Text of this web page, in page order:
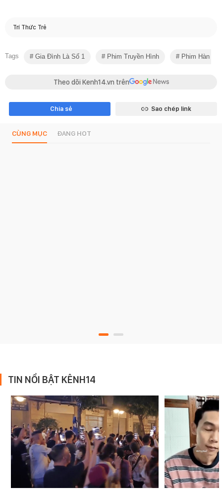
Trí Thức Trẻ
Tags Gia Đình Là Số 1 Phim Truyền Hình Phim Hàn
Theo dõi Kenh14.vn trên
Chia sẻ Sao chép link
CÙNG MỤC ĐANG HOT
TIN NỔI BẬT KÊNH14